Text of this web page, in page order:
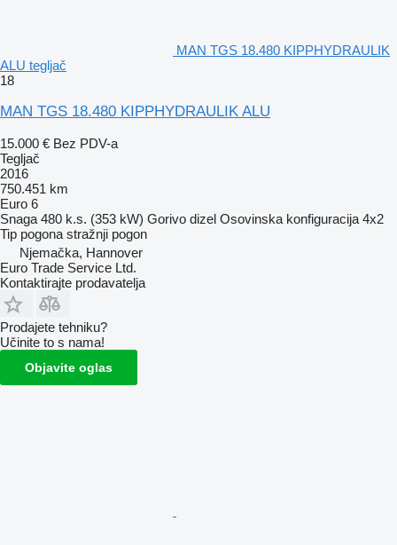
MAN TGS 18.480 KIPPHYDRAULIK
ALU tegljač
18
MAN TGS 18.480 KIPPHYDRAULIK ALU
15.000 € Bez PDV-a
Tegljač
2016
750.451 km
Euro 6
Snaga 480 k.s. (353 kW) Gorivo dizel Osovinska konfiguracija 4x2
Tip pogona stražnji pogon
Njemačka, Hannover
Euro Trade Service Ltd.
Kontaktirajte prodavatelja
Prodajete tehniku?
Učinite to s nama!
Objavite oglas